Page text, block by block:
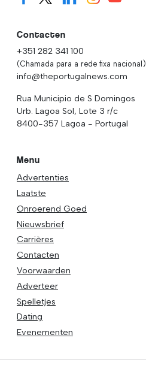
Contacten
+351 282 341 100
(Chamada para a rede fixa nacional)
info@theportugalnews.com
Rua Municipio de S Domingos
Urb. Lagoa Sol, Lote 3 r/c
8400-357 Lagoa - Portugal
Menu
Advertenties
Laatste
Onroerend Goed
Nieuwsbrief
Carrières
Contacten
Voorwaarden
Adverteer
Spelletjes
Dating
Evenementen